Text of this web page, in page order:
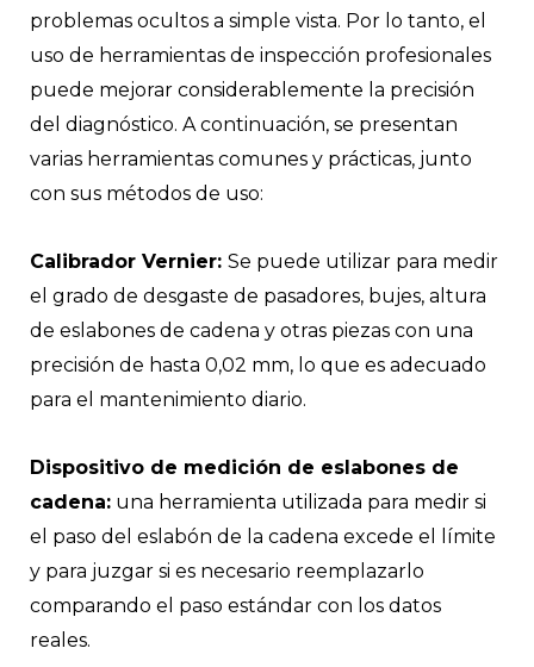
problemas ocultos a simple vista. Por lo tanto, el
uso de herramientas de inspección profesionales
puede mejorar considerablemente la precisión
del diagnóstico. A continuación, se presentan
varias herramientas comunes y prácticas, junto
con sus métodos de uso:
Calibrador Vernier: Se puede utilizar para medir
el grado de desgaste de pasadores, bujes, altura
de eslabones de cadena y otras piezas con una
precisión de hasta 0,02 mm, lo que es adecuado
para el mantenimiento diario.
Dispositivo de medición de eslabones de
cadena: una herramienta utilizada para medir si
el paso del eslabón de la cadena excede el límite
y para juzgar si es necesario reemplazarlo
comparando el paso estándar con los datos
reales.